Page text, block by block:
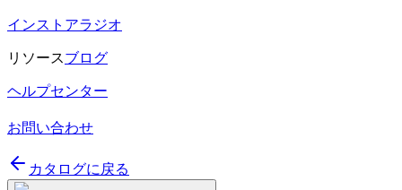
インストアラジオ
リソースブログ
ヘルプセンター
お問い合わせ
カタログに戻る